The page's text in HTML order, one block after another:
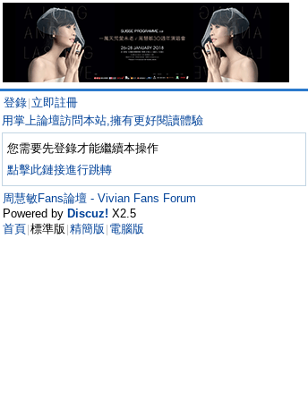
登錄 立即註冊
用掌上論壇訪問本站,擁有更好閱讀體驗
您需要先登錄才能繼續本操作
點擊此鏈接進行跳轉
周慧敏Fans論壇 - Vivian Fans Forum
Powered by Discuz! X2.5
首頁 標準版 精簡版 電腦版